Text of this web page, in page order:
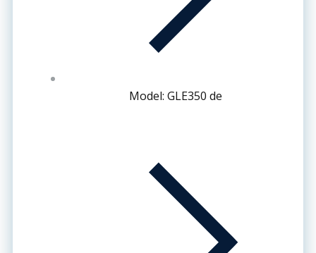
Model: GLE350 de